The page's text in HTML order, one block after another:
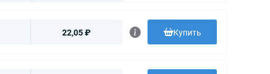
22,05 ₽ Купить